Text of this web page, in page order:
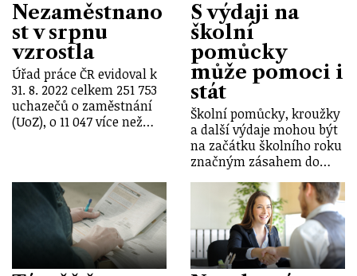
Nezaměstnano
st v srpnu
vzrostla
Úřad práce ČR evidoval k
31. 8. 2022 celkem 251 753
uchazečů o zaměstnání
(UoZ), o 11 047 více než…
S výdaji na
školní
pomůcky
může pomoci i
stát
Školní pomůcky, kroužky
a další výdaje mohou být
na začátku školního roku
značným zásahem do…